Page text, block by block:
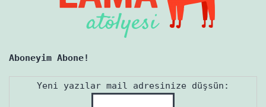
Aboneyim Abone!
Yeni yazılar mail adresinize düşsün: